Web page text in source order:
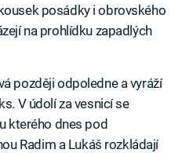
posádky i obrovského
na prohlídku zapadlých
později odpoledne a vyráží
V údolí za vesnicí se
kterého dnes pod
Radim a Lukáš rozkládají